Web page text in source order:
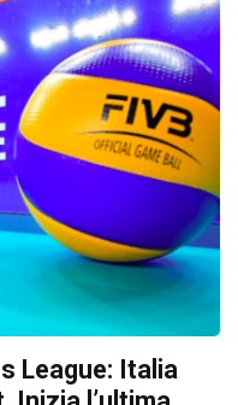
League: Italia